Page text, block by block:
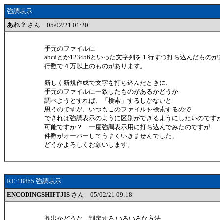
強調表示
あれ？ さん 05/02/21 01:20
手元のファイルに
abcdとか123456といった文字列を１行ずつ打ち込んだものが
行数で４万以上のものがあります。
新しく新規作成で文字を打ち込んだときに、
手元のファイルに一致したものがあるかどうか
調べようとすれば、「検索」するしかないと
思うのですが、いつもこのファイルを検索するので
できれば強調表示のように区別ができるようにしたいのです
可能ですか？ 一度強調表示用に打ち込んでみたのですが
件数がオーバーしてうまくいきませんでした。
どうかよろしくお願いします。
RE:18865 強調表示
ENCODINGSHIFTJIS さん 05/02/21 09:18
既出かどうか、判定する いろいろな方法